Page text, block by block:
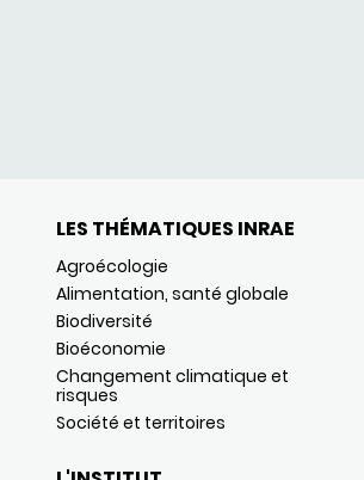
LES THÉMATIQUES INRAE
Agroécologie
Alimentation, santé globale
Biodiversité
Bioéconomie
Changement climatique et
risques
Société et territoires